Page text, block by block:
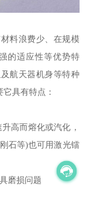
料浪费少、在规模
的适应性等优势特
航天器机身等特种
具有特点：
高而熔化或汽化，
石等)也可用激光镭
磨损问题